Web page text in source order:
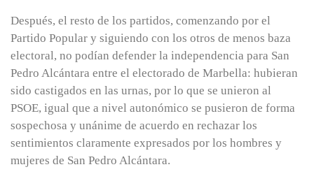
Después, el resto de los partidos, comenzando por el
Partido Popular y siguiendo con los otros de menos baza
electoral, no podían defender la independencia para San
Pedro Alcántara entre el electorado de Marbella: hubieran
sido castigados en las urnas, por lo que se unieron al
PSOE, igual que a nivel autonómico se pusieron de forma
sospechosa y unánime de acuerdo en rechazar los
sentimientos claramente expresados por los hombres y
mujeres de San Pedro Alcántara.